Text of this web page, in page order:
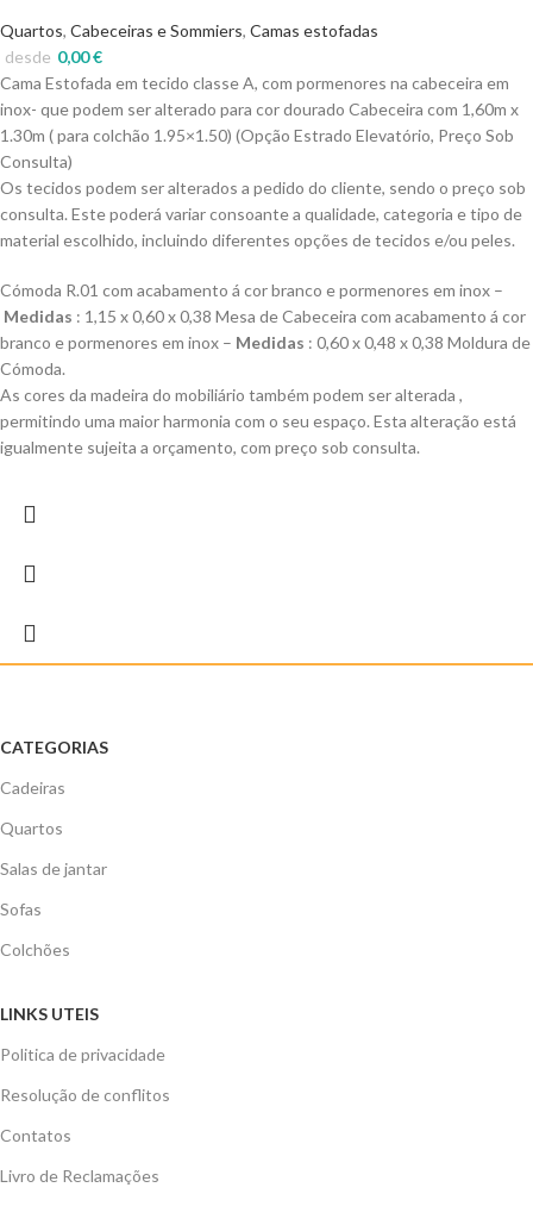
Quartos, Cabeceiras e Sommiers, Camas estofadas
0,00€
desde
Cama Estofada em tecido classe A, com pormenores na cabeceira em
inox- que podem ser alterado para cor dourado Cabeceira com 1,60m x
1.30m ( para colchão 1.95×1.50) (Opção Estrado Elevatório, Preço Sob
Consulta)
Os tecidos podem ser alterados a pedido do cliente, sendo o preço sob
consulta. Este poderá variar consoante a qualidade, categoria e tipo de
material escolhido, incluindo diferentes opções de tecidos e/ou peles.
Cómoda R.01 com acabamento á cor branco e pormenores em inox –
Medidas : 1,15 x 0,60 x 0,38 Mesa de Cabeceira com acabamento á cor
branco e pormenores em inox – Medidas : 0,60 x 0,48 x 0,38 Moldura de
Cómoda.
As cores da madeira do mobiliário também podem ser alterada ,
permitindo uma maior harmonia com o seu espaço. Esta alteração está
igualmente sujeita a orçamento, com preço sob consulta.
CATEGORIAS
Cadeiras
Quartos
Salas de jantar
Sofas
Colchões
LINKS UTEIS
Politica de privacidade
Resolução de conflitos
Contatos
Livro de Reclamações